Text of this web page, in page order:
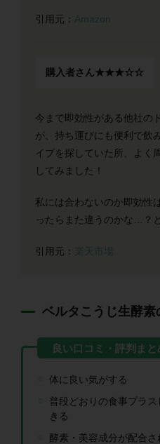
引用元： Amazon
購入者さん★★★☆☆
今まで即効性がある他社の
が、持ち運びにも便利で飲
イプを探していた所、よく
してみました！
私には合わないのか即効性
ったらまた違うのかな…？
引用元： 楽天市場
ベルタこうじ生酵
体に良い気がする
普段どおりの食事プラ
きる
酵素・美容成分が配合